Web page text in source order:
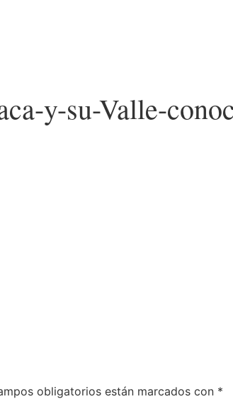
y-su-Valle-
obligatorios están marcados con *